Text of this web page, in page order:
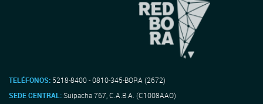
TELÉFONOS: 5218-8400 - 0810-345-BORA (2672)
SEDE CENTRAL:Suipacha 767, C.A.B.A. (C1008AAO)